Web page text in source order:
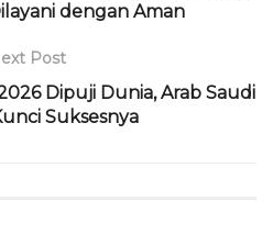
dengan Aman
Post
Dipuji Dunia, Arab Saudi
Suksesnya